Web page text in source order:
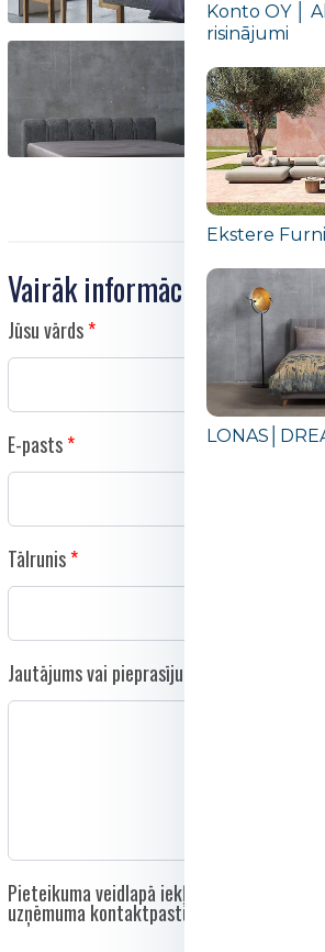
Vairāk informācijas
Jūsu vārds
E-pasts
Tālrunis
Jautājums vai pieprasījums
Pieteikuma veidlapā iekļautie dati tiks
uzņēmuma kontaktpastu un netiks nodoti
Konto OY │
risinājumi
Ekstere